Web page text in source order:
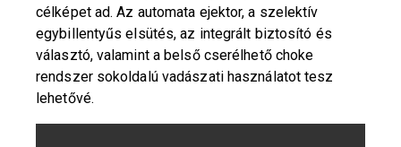
célképet ad. Az automata ejektor, a szelektív
egybillentyűs elsütés, az integrált biztosító és
választó, valamint a belső cserélhető choke
rendszer sokoldalú vadászati használatot tesz
lehetővé.